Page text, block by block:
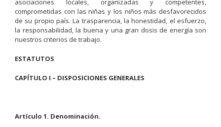
asociaciones locales, organizadas y competentes,
comprometidas con las niñas y los niños más desfavorecidos
de su propio país. La trasparencia, la honestidad, el esfuerzo,
la responsabilidad, la buena y una gran dosis de energía son
nuestros criterios de trabajo.
ESTATUTOS
CAPÍTULO I – DISPOSICIONES GENERALES
Artículo 1. Denominación.